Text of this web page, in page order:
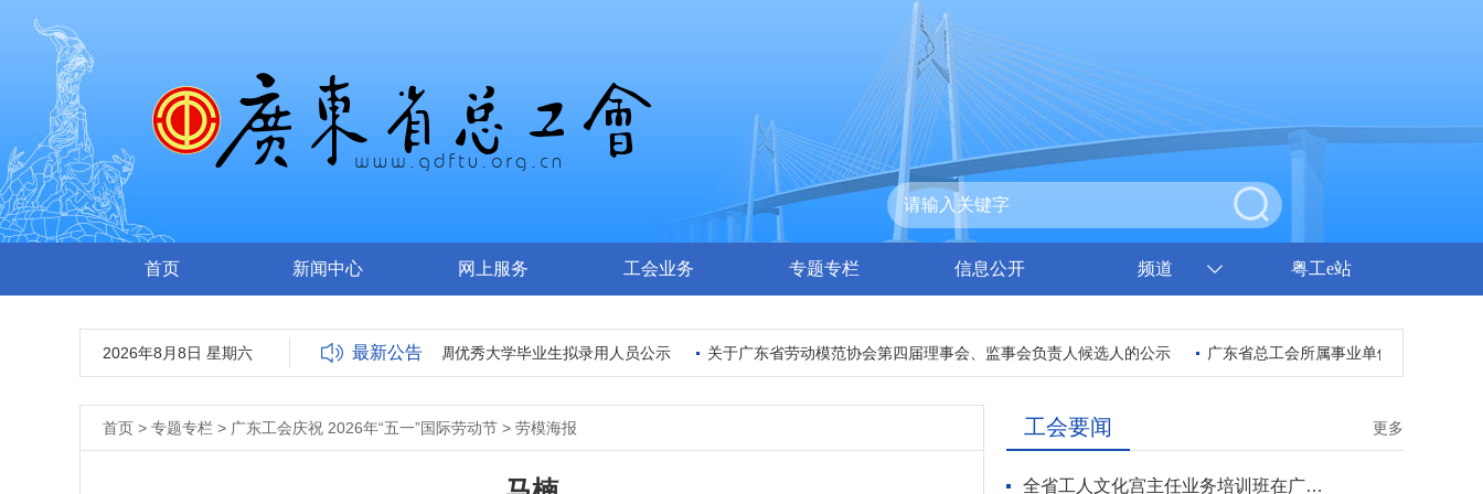
首页 新闻中心 网上服务 工会业务 专题专栏 信息公开 频道 粤工e站
2026年8月8日 星期六 最新公告
广东省总工会2026年选调优秀大学毕业生拟录用人员公示 关于广东省劳动模范协会第四届理事会、监事会负责人候选人的公示 广东省总工会所属事业单位2026年集中公
首页 > 专题专栏 > 广东工会庆祝 2026年“五一”国际劳动节 > 劳模海报 工会要闻 更多
全省工人文化宫主任业务培训班在广州开班